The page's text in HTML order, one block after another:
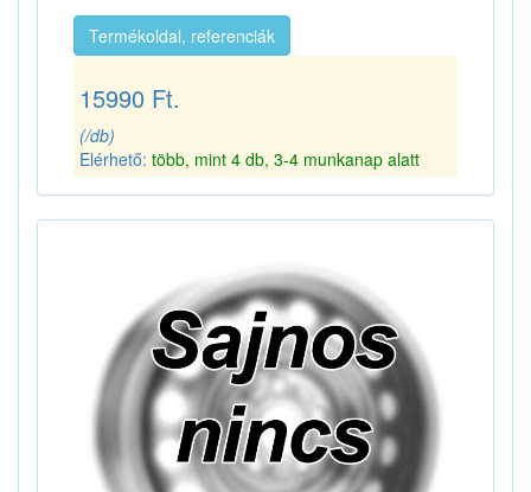
Termékoldal, referenciák
15990 Ft.
(/db)
Elérhető: több, mint 4 db, 3-4 munkanap alatt